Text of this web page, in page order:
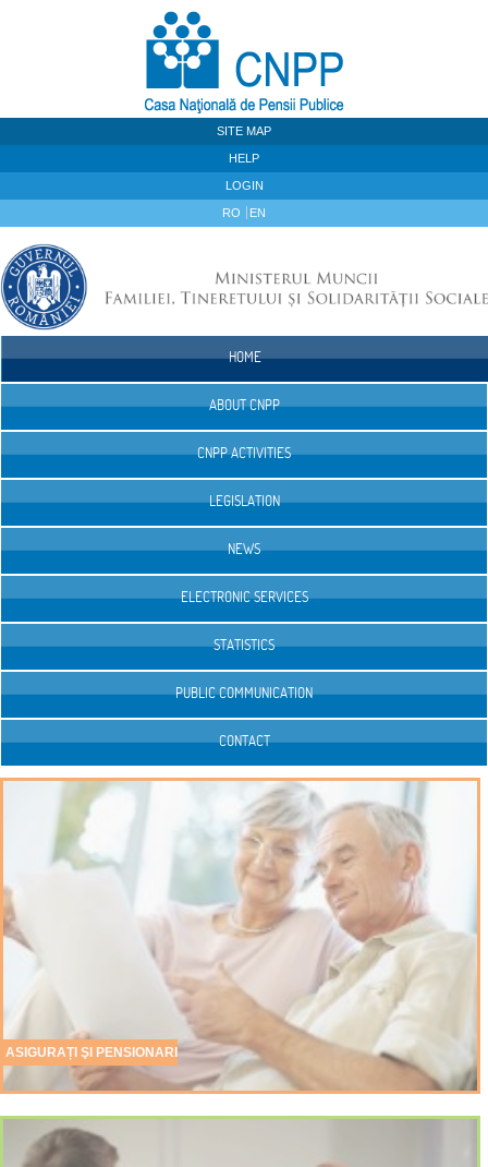
SITE MAP
HELP
LOGIN
RO EN
HOME
ABOUT CNPP
CNPP ACTIVITIES
LEGISLATION
NEWS
ELECTRONIC SERVICES
STATISTICS
PUBLIC COMMUNICATION
CONTACT
ASIGURAȚI ŞI PENSIONARI